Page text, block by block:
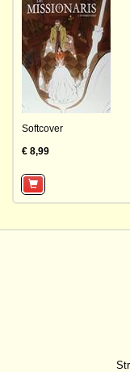
Softcover
€ 8,99